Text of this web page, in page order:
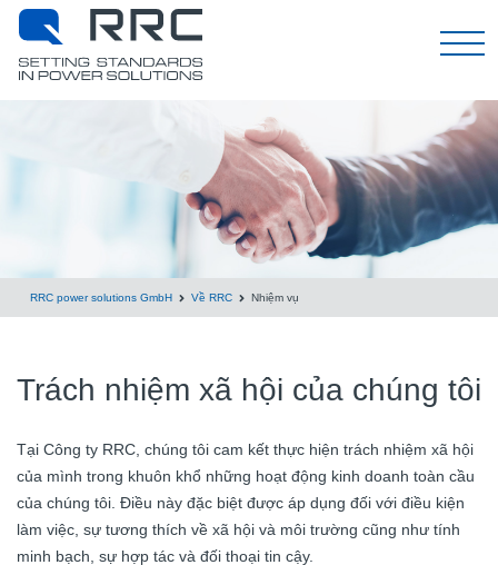
Tiếng Việt
RRC power solutions GmbH Về RRC Nhiệm vụ
Trách nhiệm xã hội của chúng tôi
Tại Công ty RRC, chúng tôi cam kết thực hiện trách nhiệm xã hội
của mình trong khuôn khổ những hoạt động kinh doanh toàn cầu
của chúng tôi. Điều này đặc biệt được áp dụng đối với điều kiện
làm việc, sự tương thích về xã hội và môi trường cũng như tính
minh bạch, sự hợp tác và đối thoại tin cậy.